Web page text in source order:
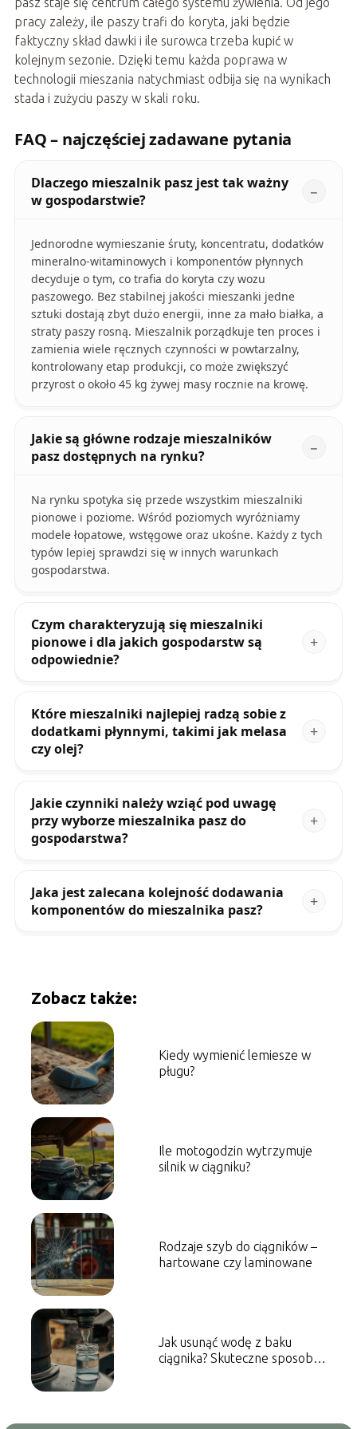
pracy zależy, ile paszy trafi do koryta, jaki będzie
faktyczny skład dawki i ile surowca trzeba kupić w
kolejnym sezonie. Dzięki temu każda poprawa w
technologii mieszania natychmiast odbija się na wynikach
stada i zużyciu paszy w skali roku.
FAQ – najczęściej zadawane pytania
Dlaczego mieszalnik pasz jest tak ważny
w gospodarstwie?
Jednorodne wymieszanie śruty, koncentratu, dodatków
mineralno‑witaminowych i komponentów płynnych
decyduje o tym, co trafia do koryta czy wozu
paszowego. Bez stabilnej jakości mieszanki jedne
sztuki dostają zbyt dużo energii, inne za mało białka, a
straty paszy rosną. Mieszalnik porządkuje ten proces i
zamienia wiele ręcznych czynności w powtarzalny,
kontrolowany etap produkcji, co może zwiększyć
przyrost o około 45 kg żywej masy rocznie na krowę.
Jakie są główne rodzaje mieszalników
pasz dostępnych na rynku?
Na rynku spotyka się przede wszystkim mieszalniki
pionowe i poziome. Wśród poziomych wyróżniamy
modele łopatowe, wstęgowe oraz ukośne. Każdy z tych
typów lepiej sprawdzi się w innych warunkach
gospodarstwa.
Czym charakteryzują się mieszalniki
pionowe i dla jakich gospodarstw są
odpowiednie?
Które mieszalniki najlepiej radzą sobie z
dodatkami płynnymi, takimi jak melasa
czy olej?
Jakie czynniki należy wziąć pod uwagę
przy wyborze mieszalnika pasz do
gospodarstwa?
Jaka jest zalecana kolejność dodawania
komponentów do mieszalnika pasz?
Zobacz także:
Kiedy wymienić lemiesze w
pługu?
Ile motogodzin wytrzymuje
silnik w ciągniku?
Rodzaje szyb do ciągników –
hartowane czy laminowane
Jak usunąć wodę z baku
ciągnika? Skuteczne sposoby i